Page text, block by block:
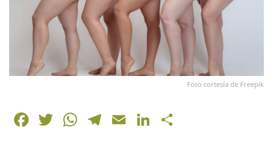
Foto cortesía de Freepik
F T W T E Li